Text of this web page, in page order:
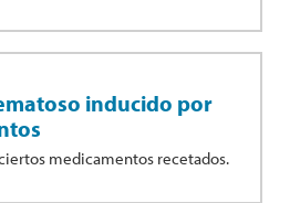
inducido por
medicamentos recetados.